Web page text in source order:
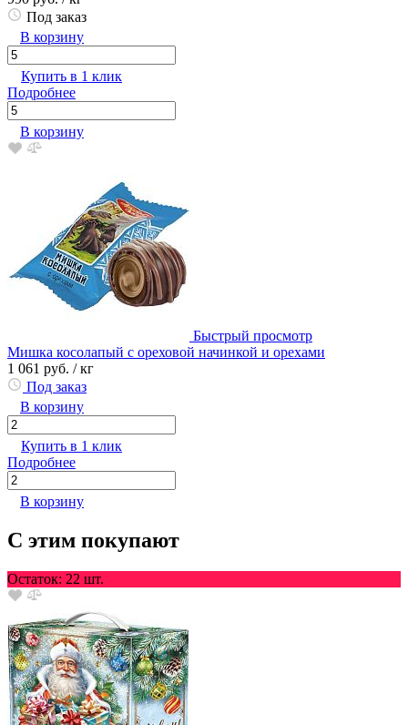
Под заказ
В корзину
Купить в 1 клик
Подробнее
В корзину
Быстрый просмотр
Мишка косолапый с ореховой начинкой и орехами
1 061 руб. / кг
Под заказ
В корзину
Купить в 1 клик
Подробнее
В корзину
С этим покупают
Остаток: 22 шт.